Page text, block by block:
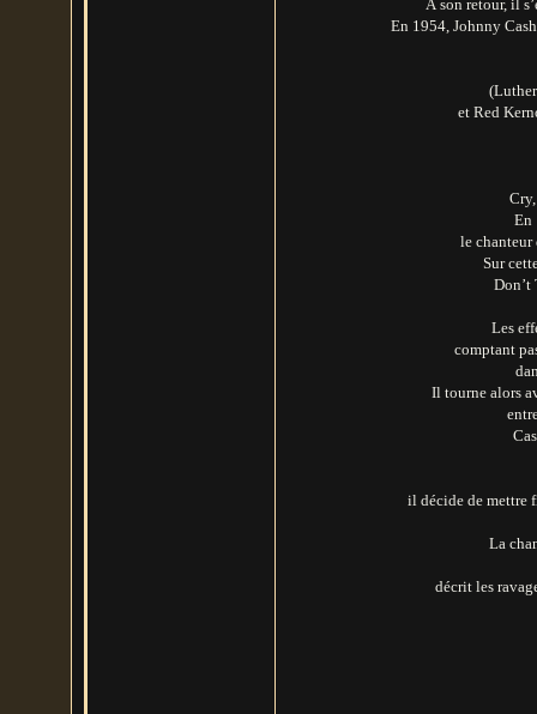
À son retour, il
En 1954, Johnny
et Red
En
le chanteur
Sur
Don’t
Les
comptant
Il tourne alors
il décide de mettre
La
décrit les